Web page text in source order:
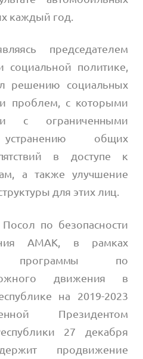
каждый год.
председателем
социальной политике,
решению социальных
проблем, с которыми
с ограниченными
общих
в доступе к
а также улучшение
для этих лиц.
по безопасности
AMAK, в рамках
программы по
движения в
на 2019-2023
Президентом
27 декабря
продвижение